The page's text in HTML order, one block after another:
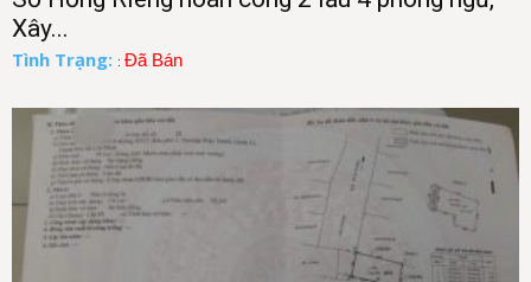
Xây...
Tình Trạng: : Đã Bán